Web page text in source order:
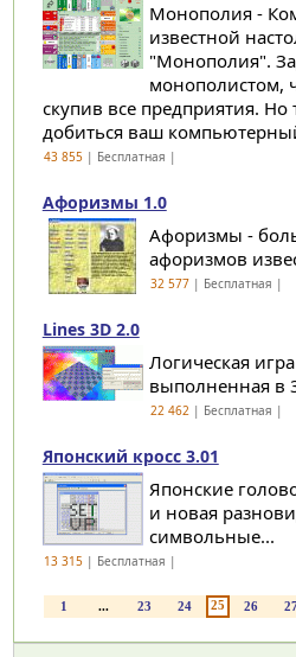
Монополия -
известной
"Монополия".
монополистом,
скупив все предприятия. Но
добиться ваш
43 855| Бесплатная |
Афоризмы 1.0
Афоризмы -
афоризмов
32 577| Бесплатная |
Lines 3D 2.0
Логическая
выполненная в
22 462| Бесплатная |
Японский кросс 3.01
Японские
и новая
символьные...
13 315| Бесплатная |
1 ... 23 24 25 26